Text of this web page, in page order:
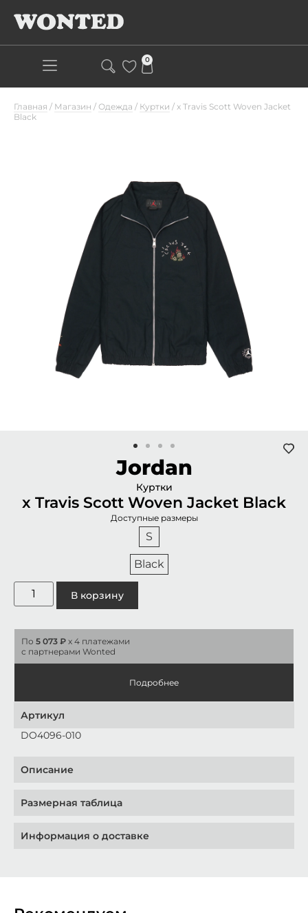
0
Главная / Магазин / Одежда / Куртки / x Travis Scott Woven Jacket
Black
Jordan
Куртки
x Travis Scott Woven Jacket Black
Доступные размеры
S
Black
В корзину
По 5 073 ₽ x 4 платежами
с партнерами Wonted
Подробнее
Артикул
DO4096-010
Описание
Размерная таблица
Информация о доставке